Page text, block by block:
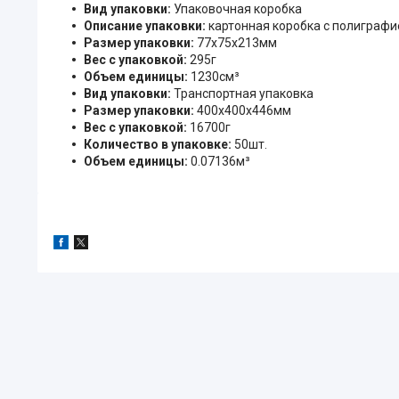
Вид упаковки: Упаковочная коробка
Описание упаковки: картонная коробка с
Размер упаковки: 77x75x213мм
Вес с упаковкой: 295г
Объем единицы: 1230см³
Вид упаковки: Транспортная упаковка
Размер упаковки: 400x400x446мм
Вес с упаковкой: 16700г
Количество в упаковке: 50шт.
Объем единицы: 0.07136м³